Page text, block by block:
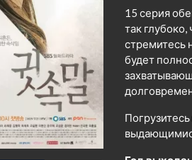
15 серия
так
стремитесь
будет